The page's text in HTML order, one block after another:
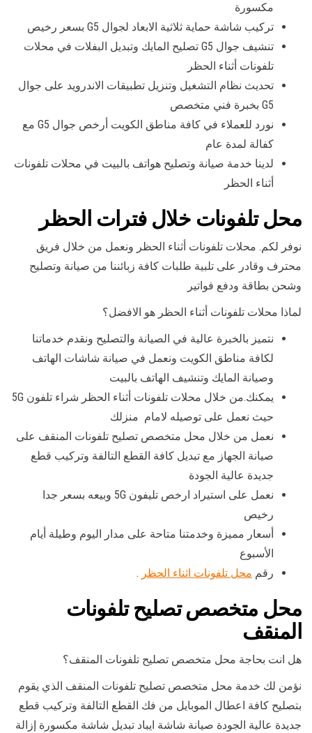
مكسورة
تركيب شاشة حماية ثلاثية الابعاد لجوال G5 بسعر رخيص
تنشيف جوال G5 تصليح المايك وتبديل البفلات في محلات
تلفونات أثناء الحظر
تحديث نظام التشغيل وتنزيل تطبيقات الاندرويد على جوال
G5 بخبرة فني متخصص
نورد للعملاء في كافة مناطق الكويت أرخص جوال G5 مع
كفالة لمدة عام
لدينا خدمة صيانة وتصليح هواتف بالبيت في محلات تلفونات
أثناء الحظر
محل تلفونات خلال فترات الحظر
نوفر لكم. محلات تلفونات أثناء الحظر ونعمل من خلال فريق
محترف وقادر على تلبية طلبات كافة زبائننا من صيانة وتصليح
وشحن بطاقة ودفع فواتير
لماذا محلات تلفونات أثناء الحظر هو الافضل؟
نتميز بالخبرة عالية في الصيانة والتصليح ونقدم خدماتنا
لكافة مناطق الكويت ونعمل في صيانة شاشات الهاتف
وصيانة المايك وتنشيف الهاتف بالبيت
يمكنك.من خلال محلات تلفونات أثناء الحظر شراء تلفون 5G
حيث نعمل على توصيله لامام منزلك
نعمل من خلال محل متخصص تصليح تلفونات المنقف على
صيانة الجهاز مع تبديل كافة القطع التالفة وتركيب قطع
جديدة عالية الجودة
نعمل على استيراد ارخص تليفون 5G وبيعه بسعر جدا
رخيص
أسعار مميزة وخدمتنا متاحة على مدار اليوم وطيلة أيام
الأسبوع
رقم محل تلفونات اثناء الحظر .
محل متخصص تصليح تلفونات
المنقف
هل انت بحاجة محل متخصص تصليح تلفونات المنقف؟
نؤمن لك خدمة محل متخصص تصليح تلفونات المنقف الذي يقوم
بتصليح كافة اعطال الموبايل من فك القطع التالفة وتركيب قطع
جديدة عالية الجودة صيانة شاشة ايباد تبديل شاشة مكسورة إزالة